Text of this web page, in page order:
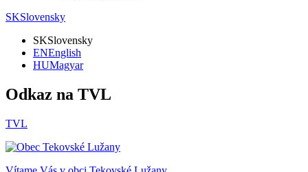
SKSlovensky
SKSlovensky
ENEnglish
HUMagyar
Odkaz na TVL
TVL